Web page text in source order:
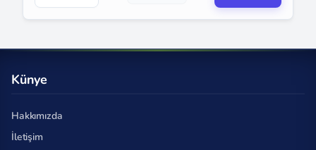
Künye
Hakkımızda
İletişim